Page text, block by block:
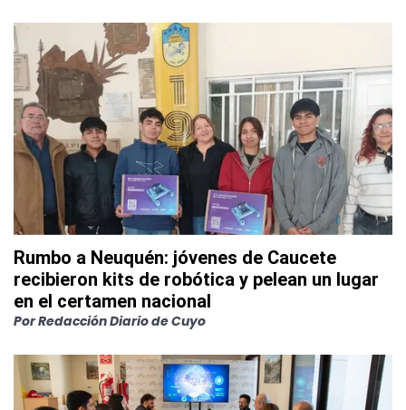
Rumbo a Neuquén: jóvenes de Caucete
recibieron kits de robótica y pelean un lugar
en el certamen nacional
PorRedacción Diario de Cuyo